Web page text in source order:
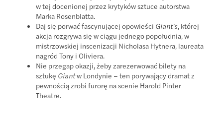
w tej docenionej przez krytyków sztuce autorstwa
Marka Rosenblatta.
Daj się porwać fascynującej opowieści Giant's, której
akcja rozgrywa się w ciągu jednego popołudnia, w
mistrzowskiej inscenizacji Nicholasa Hytnera, laureata
nagród Tony i Oliviera.
Nie przegap okazji, żeby zarezerwować bilety na
sztukę Giantw Londynie – ten porywający dramat z
pewnością zrobi furorę na scenie Harold Pinter
Theatre.